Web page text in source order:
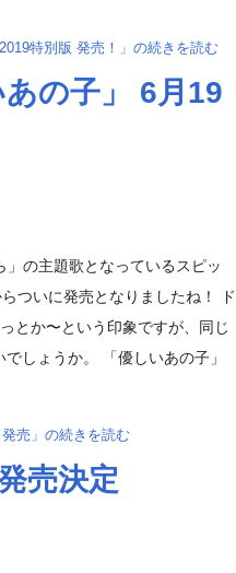
特別版 発売！」の続きを読む
の子」 6月19
の主題歌となっているスピッ
ついに発売となりましたね！ ド
とか〜という印象ですが、同じ
しょうか。 「優しいあの子」
売」の続きを読む
売決定